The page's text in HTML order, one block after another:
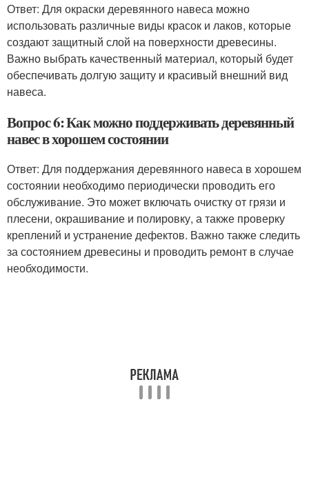
Ответ: Для окраски деревянного навеса можно
использовать различные виды красок и лаков, которые
создают защитный слой на поверхности древесины.
Важно выбрать качественный материал, который будет
обеспечивать долгую защиту и красивый внешний вид
навеса.
Вопрос 6: Как можно поддерживать деревянный
навес в хорошем состоянии
Ответ: Для поддержания деревянного навеса в хорошем
состоянии необходимо периодически проводить его
обслуживание. Это может включать очистку от грязи и
плесени, окрашивание и полировку, а также проверку
креплений и устранение дефектов. Важно также следить
за состоянием древесины и проводить ремонт в случае
необходимости.